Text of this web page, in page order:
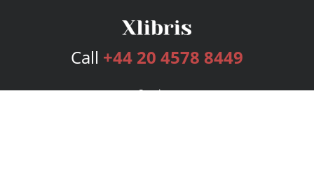
Call +44 20 4578 8449
Services